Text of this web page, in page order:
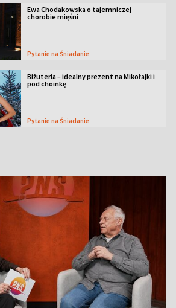
Ewa Chodakowska o tajemniczej
chorobie mięśni
Pytanie na Śniadanie
Biżuteria – idealny prezent na Mikołajki i
pod choinkę
Pytanie na Śniadanie